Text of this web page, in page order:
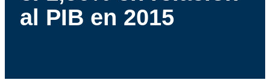
al PIB en 2015